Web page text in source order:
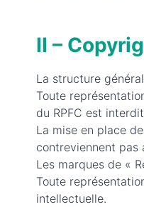
II –
La structure
Toute
du RPFC est
La mise en place
contreviennent pas
Les marques de «
Toute
intellectuelle.